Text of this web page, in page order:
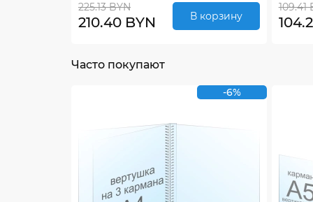
225.13 BYN
210.40 BYN В корзину
109.41
Часто покупают
-6%